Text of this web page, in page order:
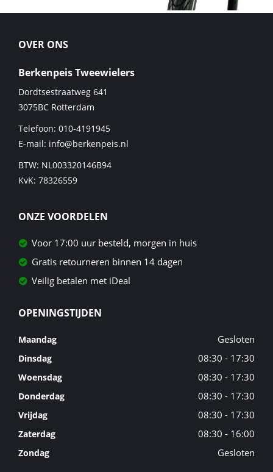
OVER ONS
Berkenpeis Tweewielers
Dordtsestraatweg 641
3075BC Rotterdam
Telefoon: 010-4191945
E-mail: info@berkenpeis.nl
BTW: NL003320146B94
KvK: 78326559
ONZE VOORDELEN
Voor 17:00 uur besteld, morgen in huis
Gratis retourneren binnen 14 dagen
Veilig betalen met iDeal
OPENINGSTIJDEN
Maandag Gesloten
Dinsdag 08:30 - 17:30
Woensdag 08:30 - 17:30
Donderdag 08:30 - 17:30
Vrijdag 08:30 - 17:30
Zaterdag 08:30 - 16:00
Zondag Gesloten